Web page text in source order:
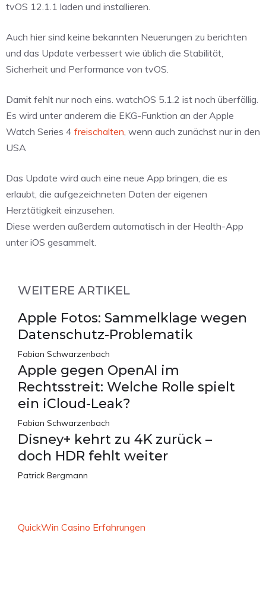
tvOS 12.1.1 laden und installieren.
Auch hier sind keine bekannten Neuerungen zu berichten
und das Update verbessert wie üblich die Stabilität,
Sicherheit und Performance von tvOS.
Damit fehlt nur noch eins. watchOS 5.1.2 ist noch überfällig.
Es wird unter anderem die EKG-Funktion an der Apple
Watch Series 4 freischalten, wenn auch zunächst nur in den
USA
Das Update wird auch eine neue App bringen, die es
erlaubt, die aufgezeichneten Daten der eigenen
Herztätigkeit einzusehen.
Diese werden außerdem automatisch in der Health-App
unter iOS gesammelt.
WEITERE ARTIKEL
Apple Fotos: Sammelklage wegen
Datenschutz-Problematik
Fabian Schwarzenbach
Apple gegen OpenAI im
Rechtsstreit: Welche Rolle spielt
ein iCloud-Leak?
Fabian Schwarzenbach
Disney+ kehrt zu 4K zurück –
doch HDR fehlt weiter
Patrick Bergmann
QuickWin Casino Erfahrungen